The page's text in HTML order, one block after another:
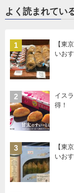
よく読まれてい
1
【東
いお
2
イス
得！
3
【東
いお